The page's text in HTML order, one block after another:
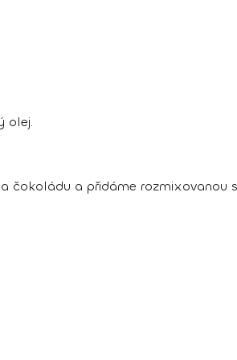
olej.
čokoládu a přidáme rozmixovanou